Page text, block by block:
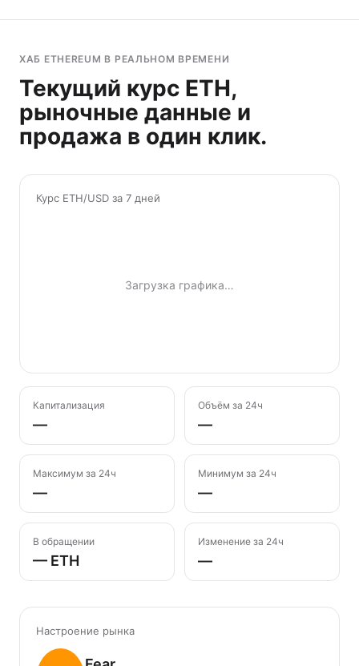
ХАБ ETHEREUM В РЕАЛЬНОМ ВРЕМЕНИ
Текущий курс ETH,
рыночные данные и
продажа в один клик.
Курс ETH/USD за 7 дней
Загрузка графика…
Капитализация
—
Объём за 24ч
—
Максимум за 24ч
—
Минимум за 24ч
—
В обращении
— ETH
Изменение за 24ч
—
Настроение рынка